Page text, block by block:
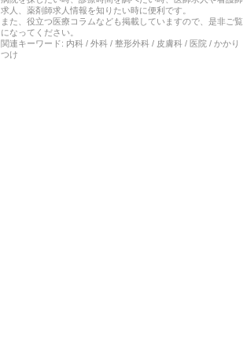
求人、薬剤師求人情報を知りたい時に便利です。
また、役立つ医療コラムなども掲載していますので、是非ご覧
になってください。
関連キーワード: 内科 / 外科 / 整形外科 / 皮膚科 / 医院 / かかり
つけ